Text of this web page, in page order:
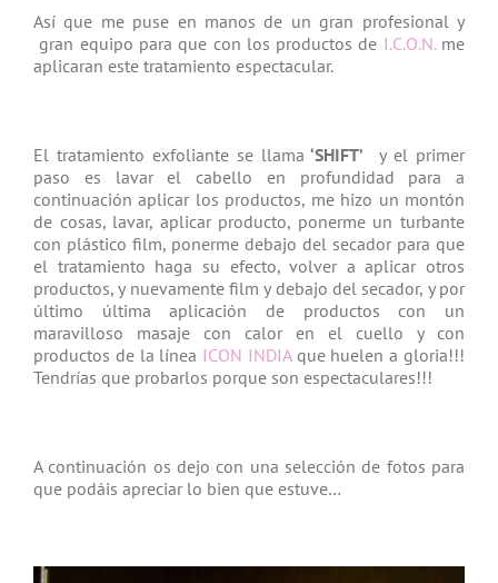
Así que me puse en manos de un gran profesional y
gran equipo para que con los productos de I.C.O.N.me
aplicaran este tratamiento espectacular.
El tratamiento exfoliante se llama ‘SHIFT’ y el primer
paso es lavar el cabello en profundidad para a
continuación aplicar los productos, me hizo un montón
de cosas, lavar, aplicar producto, ponerme un turbante
con plástico film, ponerme debajo del secador para que
el tratamiento haga su efecto, volver a aplicar otros
productos, y nuevamente film y debajo del secador, y por
último última aplicación de productos con un
maravilloso masaje con calor en el cuello y con
productos de la línea ICON INDIAque huelen a gloria!!!
Tendrías que probarlos porque son espectaculares!!!
A continuación os dejo con una selección de fotos para
que podáis apreciar lo bien que estuve…